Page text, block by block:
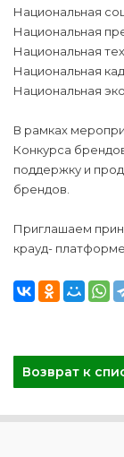
Национальная
Национальная
Национальная
Национальная
Национальная
В рамках
Конкурса
поддержку и
брендов.
Приглашаем
крауд-
Возврат к